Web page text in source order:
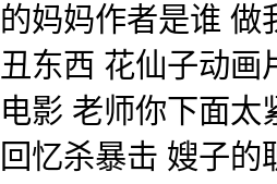
的妈妈作者是谁 做
丑东西 花仙子动画
电影 老师你下面太
回忆杀暴击 嫂子